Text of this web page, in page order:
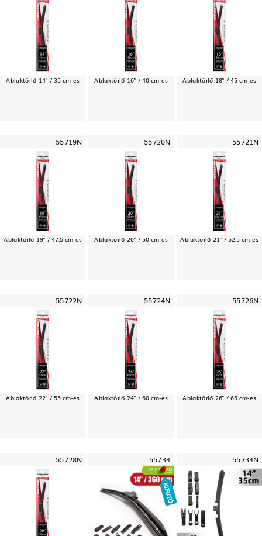
Ablaktörlő 14" / 35 cm-es Ablaktörlő 16" / 40 cm-es Ablaktörlő 18" / 45 cm-es
55719N
Ablaktörlő 19" / 47,5 cm-es
55720N
Ablaktörlő 20" / 50 cm-es
55721N
Ablaktörlő 21" / 52,5 cm-es
55722N
Ablaktörlő 22" / 55 cm-es
55724N
Ablaktörlő 24" / 60 cm-es
55726N
Ablaktörlő 26" / 65 cm-es
55728N 55734 55734N